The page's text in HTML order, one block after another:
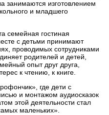
занимаются изготовлением
и младшего
семейная гостиная
с детьми принимают
проводимых сотрудниками
родителей и детей,
опыт друг друга,
к чтению, к книге.
где дети с
и монтажом аудиосказок
этой деятельности стал
маленьких».